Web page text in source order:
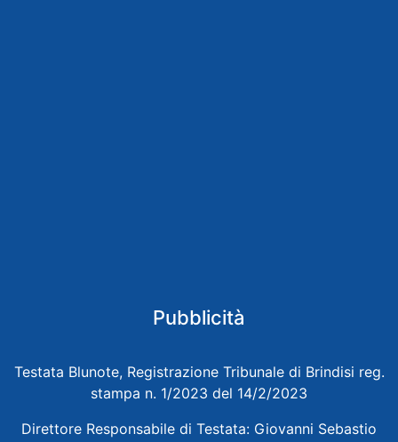
Pubblicità
Testata Blunote, Registrazione Tribunale di Brindisi reg.
stampa n. 1/2023 del 14/2/2023
Direttore Responsabile di Testata: Giovanni Sebastio